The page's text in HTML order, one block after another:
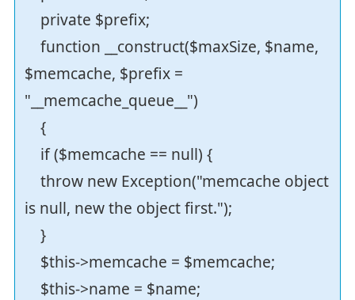
private $prefix;
function __construct($maxSize, $name,
$memcache, $prefix =
"__memcache_queue__")
{
if ($memcache == null) {
throw new Exception("memcache object
is null, new the object first.");
}
$this->memcache = $memcache;
$this->name = $name;